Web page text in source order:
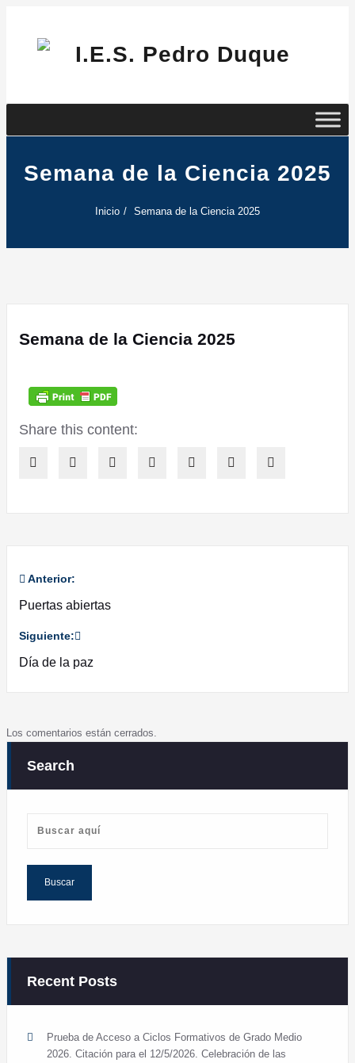
contenido
Semana de la Ciencia 2025
Inicio Semana de la Ciencia 2025
Semana de la Ciencia 2025
Share this content:
Navegación
entradas
Anterior:
Puertas abiertas
Siguiente:
Día de la paz
Los comentarios están cerrados.
Search
Recent Posts
Prueba de Acceso a Ciclos Formativos de Grado Medio
2026. Citación para el 12/5/2026. Celebración de las